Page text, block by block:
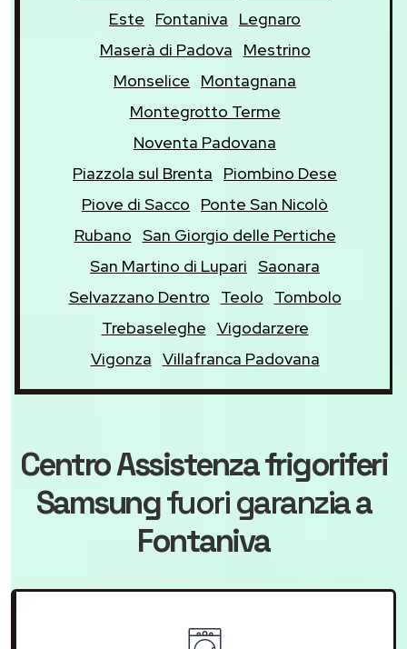
Este
Fontaniva
Legnaro
Maserà di Padova
Mestrino
Monselice
Montagnana
Montegrotto Terme
Noventa Padovana
Piazzola sul Brenta
Piombino Dese
Piove di Sacco
Ponte San Nicolò
Rubano San Giorgio delle Pertiche
San Martino di Lupari Saonara
Selvazzano Dentro
Teolo
Tombolo
Trebaseleghe Vigodarzere
Vigonza Villafranca Padovana
Centro Assistenza frigoriferi
Samsungfuori garanziaa
Fontaniva